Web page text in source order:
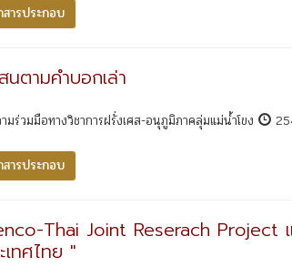
สารประกอบ
นตามคำบอกเล่า
วมมือทางวิชาการฝรั่งเศส-อนุภูมิภาคลุ่มแม่น้ำโขง
สารประกอบ
Thai Joint Reserach Project แ
เทศไทย "